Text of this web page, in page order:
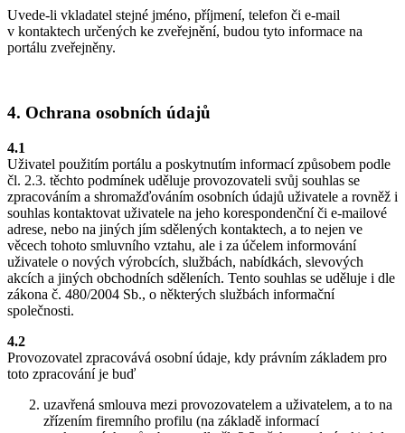
Uvede-li vkladatel stejné jméno, příjmení, telefon či e-mail
v kontaktech určených ke zveřejnění, budou tyto informace na
portálu zveřejněny.
4. Ochrana osobních údajů
4.1
Uživatel použitím portálu a poskytnutím informací způsobem podle
čl. 2.3. těchto podmínek uděluje provozovateli svůj souhlas se
zpracováním a shromažďováním osobních údajů uživatele a rovněž i
souhlas kontaktovat uživatele na jeho korespondenční či e-mailové
adrese, nebo na jiných jím sdělených kontaktech, a to nejen ve
věcech tohoto smluvního vztahu, ale i za účelem informování
uživatele o nových výrobcích, službách, nabídkách, slevových
akcích a jiných obchodních sděleních. Tento souhlas se uděluje i dle
zákona č. 480/2004 Sb., o některých službách informační
společnosti.
4.2
Provozovatel zpracovává osobní údaje, kdy právním základem pro
toto zpracování je buď
uzavřená smlouva mezi provozovatelem a uživatelem, a to na
zřízením firemního profilu (na základě informací